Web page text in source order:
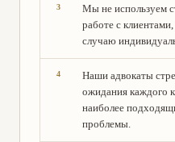
Мы не используем
работе с
случаю
Наши адвокаты
ожидания каждого
наиболее
проблемы.